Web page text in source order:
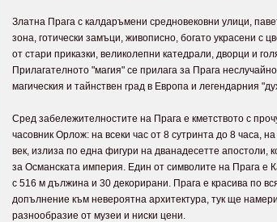
Златна Прага с калдаръмени средновековни улици,
зона, готически замъци, живописно, богато украсени с
от стари приказки, великолепни катедрали, дворци и
Прилагателното "магия" се прилага за Прага
магическия и тайнствен град в Европа и легендарния
Сред забележителностите на Прага е кметството с
часовник Орлож: на всеки час от 8 сутринта до 8 часа,
век, излиза по една фигури на дванадесетте апостоли,
за Османската империя. Един от символите на Прага е
с 516 м дължина и 30 декорирани. Прага е красива по
допълнение към невероятна архитектура, тук ще
разнообразие от музеи и ниски цени.